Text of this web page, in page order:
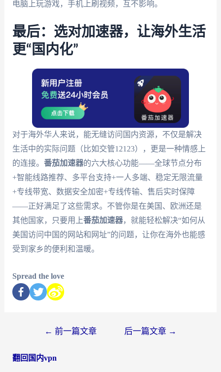
电脑上玩游戏，手机上刷视频，互不影响。
最后：选对加速器，让海外生活
更“国内化”
对于海外华人来说，能无缝访问国内资源，不仅是解决
生活中的实际问题（比如交管12123），更是一种情感上
的连接。 番茄加速器的六大核心功能——全球节点分布
+智能线路推荐、多平台支持+一人多端、稳定无限流量
+专线带宽、数据安全加密+专线传输、售后实时保障
——正好满足了这些需求。不管你是在美国、欧洲还是
其他国家，只要用上番茄加速器，就能轻松解决“如何从
美国访问中国的网站和网址”的问题，让你在海外也能感
受到家乡的便利和温暖。
Spread the love
← 前一篇文章 后一篇文章 →
翻回国内vpn